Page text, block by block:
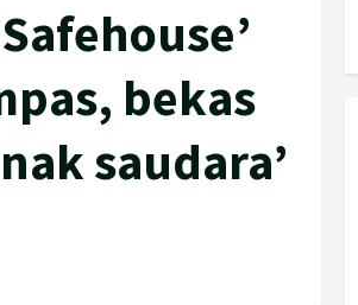
bekas
saudara’